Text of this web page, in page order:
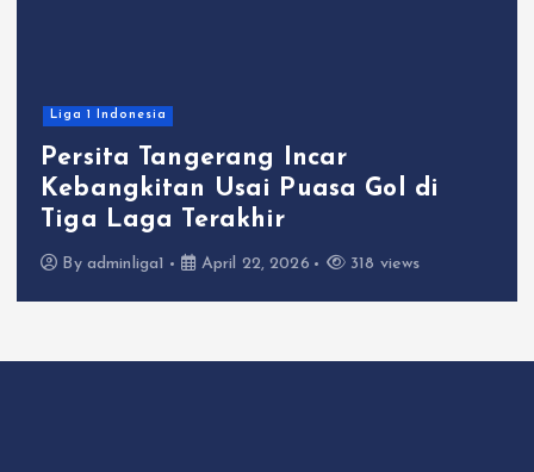
Liga 1 Indonesia
Persita Tangerang Incar
Kebangkitan Usai Puasa Gol di
Tiga Laga Terakhir
By adminliga1 April 22, 2026 318 views